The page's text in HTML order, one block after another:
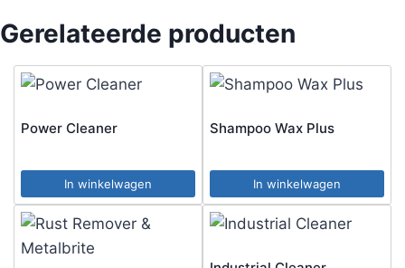
Gerelateerde producten
Power Cleaner
In winkelwagen
Shampoo Wax Plus
In winkelwagen